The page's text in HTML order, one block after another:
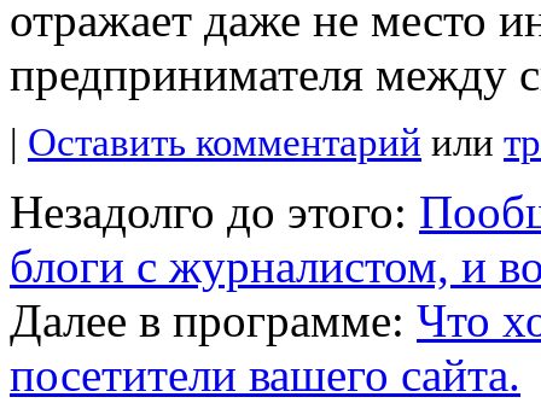
отражает даже не место
предпринимателя
| Оставить комментарий или
Незадолго до этого:
блоги с журналистом, и
Далее в программе: Что
посетители вашего сайта.